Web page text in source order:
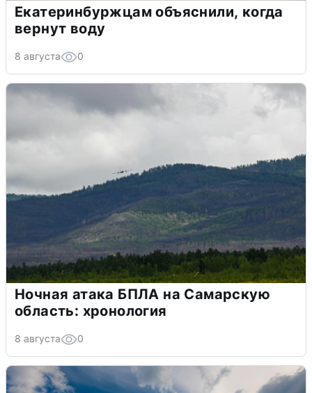
Екатеринбуржцам объяснили, когда
вернут воду
8 августа 0
Ночная атака БПЛА на Самарскую
область: хронология
8 августа 0